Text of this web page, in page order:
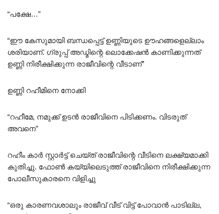
“പക്ഷേ…”
“ഈ കേസുമായി ബന്ധപ്പെട്ട് ഉണ്ണിയുടെ ഊഹങ്ങളെല്ലാം
ശരിയാണ്. ഗ്രുപ്പ് അഡ്മിന്റെ ലൊക്കേഷൻ കാണിക്കുന്നത്
ഉണ്ണി നിരീക്ഷിക്കുന്ന രാജീവിന്റെ വീടാണ്”
ഉണ്ണി റഹീമിനെ നോക്കി
“റഹീമേ, നമുക്ക് ഉടൻ രാജീവിനെ പിടിക്കണം. വിടരുത്
അവനെ”
റഹീം കാർ സ്റ്റാർട്ട് ചെയ്ത് രാജീവിന്റെ വീടിനെ ലക്ഷ്യമാക്കി
കുതിച്ചു. ഫോൺ കയ്യിലെടുത്ത് രാജീവിനെ നിരീക്ഷിക്കുന്ന
പോലീസുകാരനെ വിളിച്ചു
“ഒരു കാരണവശാലും രാജീവ്‌ വീട് വിട്ട് പോവാൻ പാടില്ല,